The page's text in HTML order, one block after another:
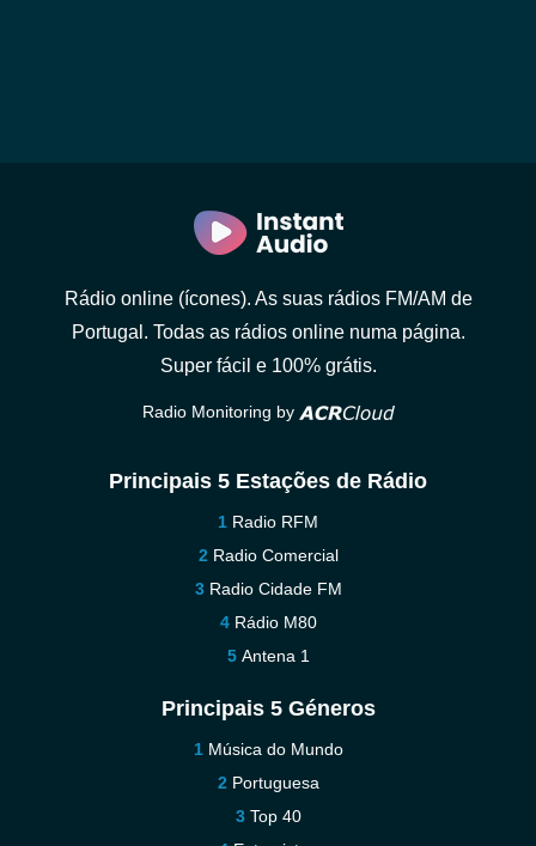
Rádio online (ícones). As suas rádios FM/AM de
Portugal. Todas as rádios online numa página.
Super fácil e 100% grátis.
Radio Monitoring by
Principais 5 Estações de Rádio
Radio RFM
Radio Comercial
Radio Cidade FM
Rádio M80
Antena 1
Principais 5 Géneros
Música do Mundo
Portuguesa
Top 40